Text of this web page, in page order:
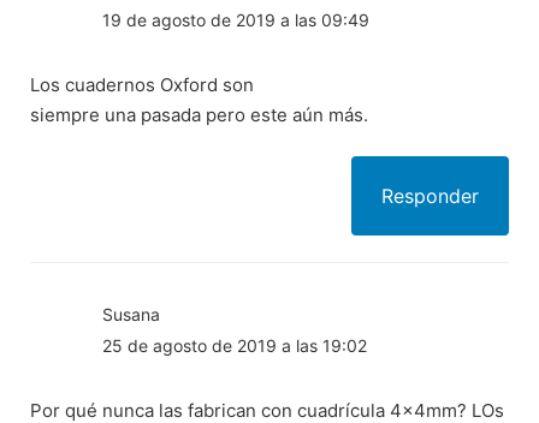
19 de agosto de 2019 a las 09:49
Los cuadernos Oxford son
siempre una pasada pero este aún más.
Responder
Susana
25 de agosto de 2019 a las 19:02
Por qué nunca las fabrican con cuadrícula 4x4mm? LOs